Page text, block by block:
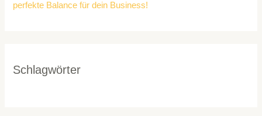
perfekte Balance für dein Business!
Schlagwörter